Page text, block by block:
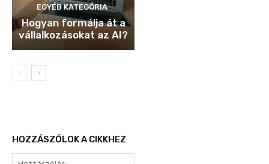
EGYÉB KATEGÓRIA
Hogyan formálja át a
vállalkozásokat az AI?
HOZZÁSZÓLOK A CIKKHEZ